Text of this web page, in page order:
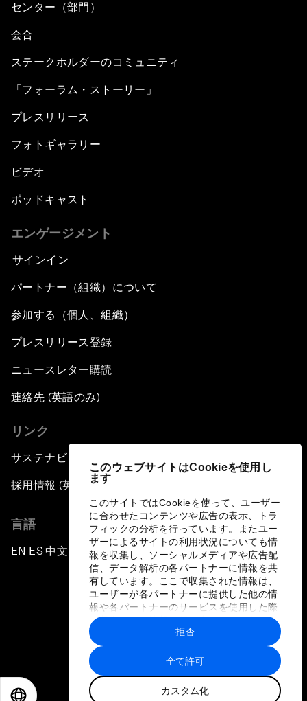
このウェブサイトはCookieを使用し
ます
このサイトではCookieを使って、ユーザー
に合わせたコンテンツや広告の表示、トラ
フィックの分析を行っています。またユー
ザーによるサイトの利用状況についても情
報を収集し、ソーシャルメディアや広告配
信、データ解析の各パートナーに情報を共
有しています。ここで収集された情報は、
ユーザーが各パートナーに提供した他の情
報や各パートナーのサービスを使用した際
に収集された情報と組み合わされ、各パー
トナーによって使用されることがありま
す。
全て許可
カスタム化
拒否
センター（部門）
会合
ステークホルダーのコミュニティ
「フォーラム・ストーリー」
プレスリリース
フォトギャラリー
ビデオ
ポッドキャスト
エンゲージメント
サインイン
パートナー（組織）について
参加する（個人、組織）
プレスリリース登録
ニュースレター購読
連絡先 (英語のみ)
リンク
サステナビリティへの取り組み
採用情報 (英語のみ)
言語
EN ▪ ES▪中文▪ 日本語
プライバシーポリシーと利用規約
サイトマップ
©
世界経済フォーラム